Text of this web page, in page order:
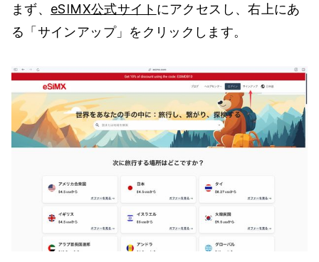
まず、 eSIMX公式サイト にアクセスし、右上にあ
る「サインアップ」をクリックします。